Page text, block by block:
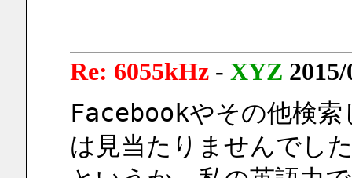
Re: 6055kHz- XYZ
Facebookやその他検索
は見当たりませんで